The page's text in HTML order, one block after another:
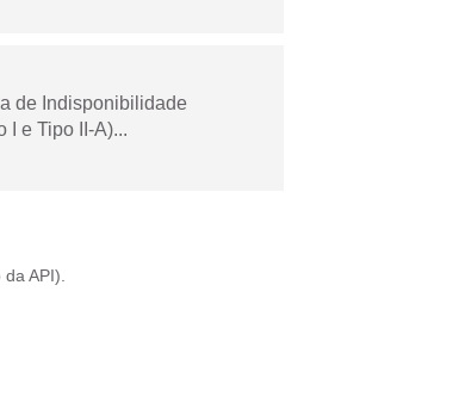
de Indisponibilidade
I e Tipo II-A)...
API ).